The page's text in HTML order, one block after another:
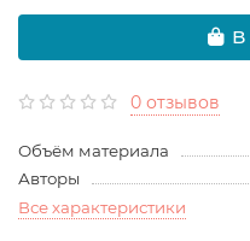
В
0 отзывов
Объём материала
Авторы
Все характеристики